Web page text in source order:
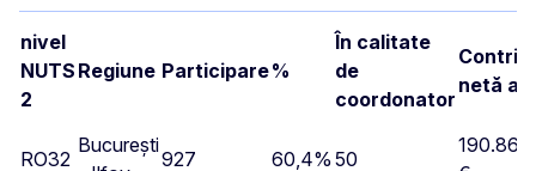
nivel
NUTS
2
Regiune Participare%
În calitate
de
coordonator
netă a
RO32
Bucureşti
927 60,4% 50